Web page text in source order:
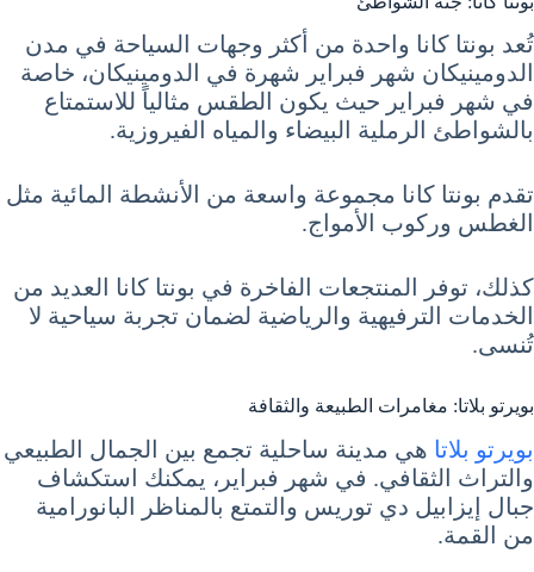
تُعد بونتا كانا واحدة من أكثر وجهات السياحة في مدن
الدومينيكان شهر فبراير شهرة في الدومينيكان، خاصة
في شهر فبراير حيث يكون الطقس مثالياً للاستمتاع
بالشواطئ الرملية البيضاء والمياه الفيروزية.
تقدم بونتا كانا مجموعة واسعة من الأنشطة المائية مثل
الغطس وركوب الأمواج.
كذلك، توفر المنتجعات الفاخرة في بونتا كانا العديد من
الخدمات الترفيهية والرياضية لضمان تجربة سياحية لا
تُنسى.
بويرتو بلاتا: مغامرات الطبيعة والثقافة
بويرتو بلاتا هي مدينة ساحلية تجمع بين الجمال الطبيعي
والتراث الثقافي. في شهر فبراير، يمكنك استكشاف
جبال إيزابيل دي توريس والتمتع بالمناظر البانورامية
من القمة.